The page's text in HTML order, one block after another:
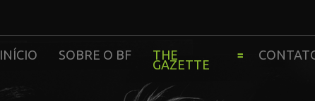
INÍCIO SOBRE O BF THE
GAZETTE